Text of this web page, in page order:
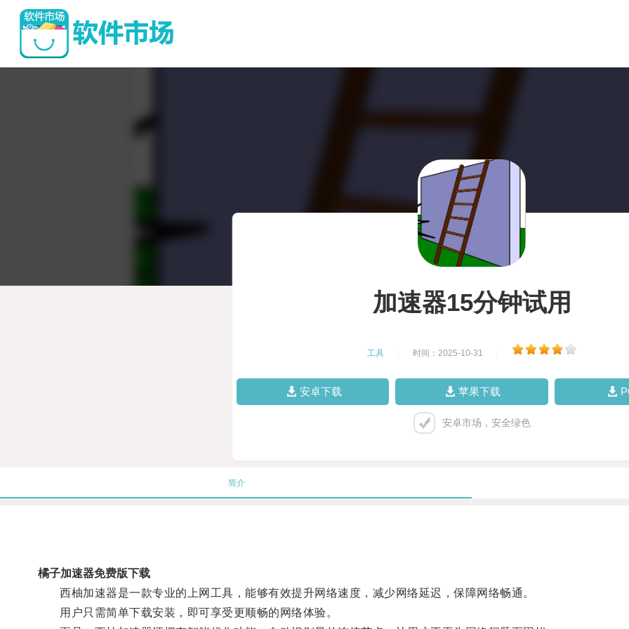
加速器15分钟试用
工具 时间：2025-10-31
安卓下载 苹果下载
安卓市场，安全绿色
简介
橘子加速器免费版下载
西柚加速器是一款专业的上网工具，能够有效提升网络速度，减少网络延迟，保障网络畅通。
用户只需简单下载安装，即可享受更顺畅的网络体验。